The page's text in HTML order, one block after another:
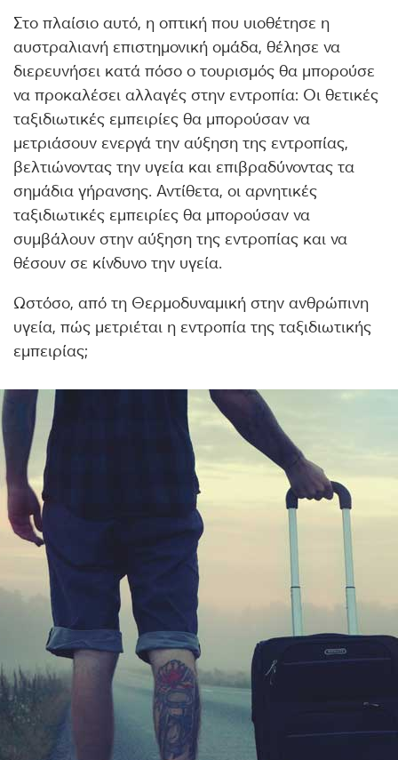
Στο πλαίσιο αυτό, η οπτική που υιοθέτησε η
αυστραλιανή επιστημονική ομάδα, θέλησε να
διερευνήσει κατά πόσο ο τουρισμός θα μπορούσε
να προκαλέσει αλλαγές στην εντροπία: Οι θετικές
ταξιδιωτικές εμπειρίες θα μπορούσαν να
μετριάσουν ενεργά την αύξηση της εντροπίας,
βελτιώνοντας την υγεία και επιβραδύνοντας τα
σημάδια γήρανσης. Αντίθετα, οι αρνητικές
ταξιδιωτικές εμπειρίες θα μπορούσαν να
συμβάλουν στην αύξηση της εντροπίας και να
θέσουν σε κίνδυνο την υγεία.
Ωστόσο, από τη Θερμοδυναμική στην ανθρώπινη
υγεία, πώς μετριέται η εντροπία της ταξιδιωτικής
εμπειρίας;